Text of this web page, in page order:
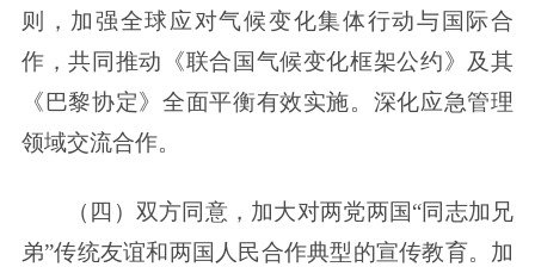
则，加强全球应对气候变化集体行动与国际合
作，共同推动《联合国气候变化框架公约》及其
《巴黎协定》全面平衡有效实施。深化应急管理
领域交流合作。
（四）双方同意，加大对两党两国“同志加兄
弟”传统友谊和两国人民合作典型的宣传教育。加